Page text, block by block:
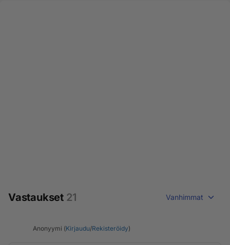
Vastaukset 21 Vanhimmat
Anonyymi (Kirjaudu/Rekisteröidy)